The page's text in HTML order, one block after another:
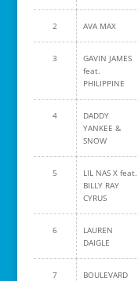
2 AVA MAX
3
GAVIN JAMES
feat.
PHILIPPINE
4
DADDY
YANKEE &
SNOW
5
LIL NAS X feat.
BILLY RAY
CYRUS
6
LAUREN
DAIGLE
7
BOULEVARD